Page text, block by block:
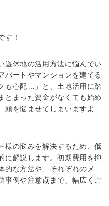
す！
遊休地の活用方法に悩んでい
パートやマンションを建てる
も心配…」と、土地活用に踏
とまった資金がなくても始め
頭を悩ませてしまいますよ
様の悩みを解決するため、低
に解説します。初期費用を抑
的な方法や、それぞれのメ
事例や注意点まで、幅広くご